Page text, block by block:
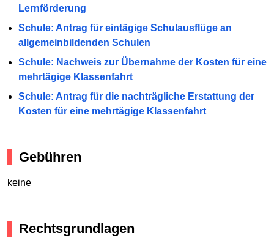
Lernförderung
Schule: Antrag für eintägige Schulausflüge an
allgemeinbildenden Schulen
Schule: Nachweis zur Übernahme der Kosten für eine
mehrtägige Klassenfahrt
Schule: Antrag für die nachträgliche Erstattung der
Kosten für eine mehrtägige Klassenfahrt
Gebühren
keine
Rechtsgrundlagen